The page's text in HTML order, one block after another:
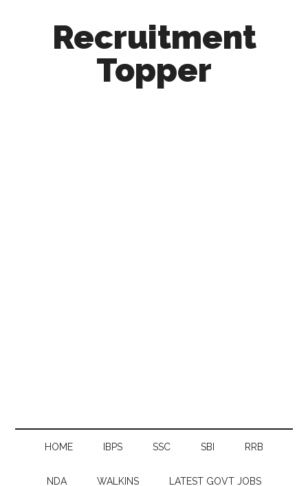
Recruitment
Topper
HOME IBPS SSC SBI RRB
NDA WALKINS LATEST GOVT JOBS